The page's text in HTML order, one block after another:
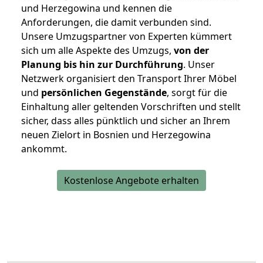
und Herzegowina und kennen die
Anforderungen, die damit verbunden sind.
Unsere Umzugspartner von Experten kümmert
sich um alle Aspekte des Umzugs, von der
Planung bis hin zur Durchführung. Unser
Netzwerk organisiert den Transport Ihrer Möbel
und persönlichen Gegenstände, sorgt für die
Einhaltung aller geltenden Vorschriften und stellt
sicher, dass alles pünktlich und sicher an Ihrem
neuen Zielort in Bosnien und Herzegowina
ankommt.
Kostenlose Angebote erhalten